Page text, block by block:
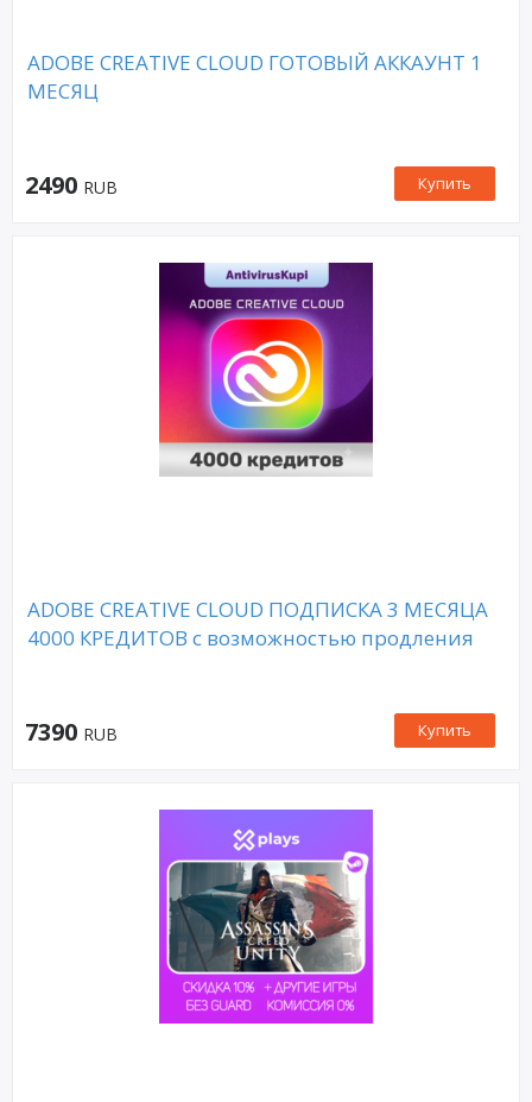
ADOBE CREATIVE CLOUD ГОТОВЫЙ АККАУНТ 1
МЕСЯЦ
2490 RUB Купить
ADOBE CREATIVE CLOUD ПОДПИСКА 3 МЕСЯЦА
4000 КРЕДИТОВ с возможностью продления
7390 RUB Купить